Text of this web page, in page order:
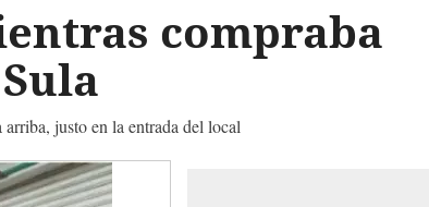
compraba
justo en la entrada del local